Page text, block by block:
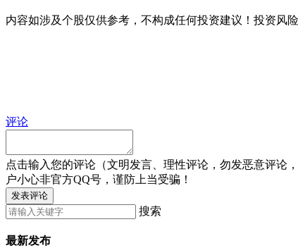
内容如涉及个股仅供参考，不构成任何投资建议！投资风
评论
点击输入您的评论（文明发言、理性评论，勿发恶意评论，
户小心非官方QQ号，谨防上当受骗！
发表评论
搜索
最新发布